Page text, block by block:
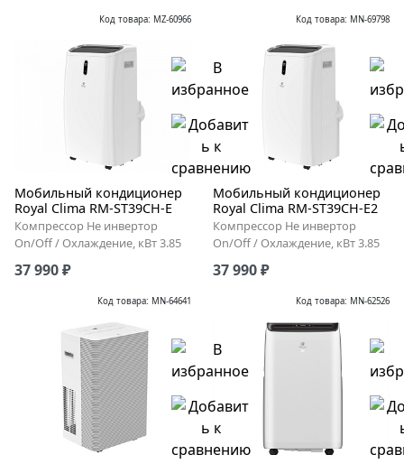
Код товара: MZ-60966
Мобильный кондиционер
Royal Clima RM-ST39CH-E
Компрессор Не инвертор
On/Off / Охлаждение, кВт 3.85
37 990 ₽
Код товара: MN-69798
Мобильный кондиционер
Royal Clima RM-ST39CH-E2
Компрессор Не инвертор
On/Off / Охлаждение, кВт 3.85
37 990 ₽
Код товара: MN-64641 Код товара: MN-62526